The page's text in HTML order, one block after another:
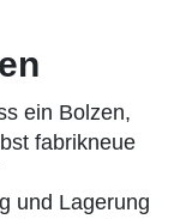
ein Bolzen,
fabrikneue
und Lagerung